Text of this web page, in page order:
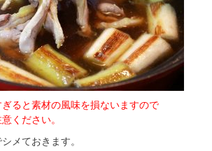
ると素材の風味を損ないますので
ください。
メておきます。